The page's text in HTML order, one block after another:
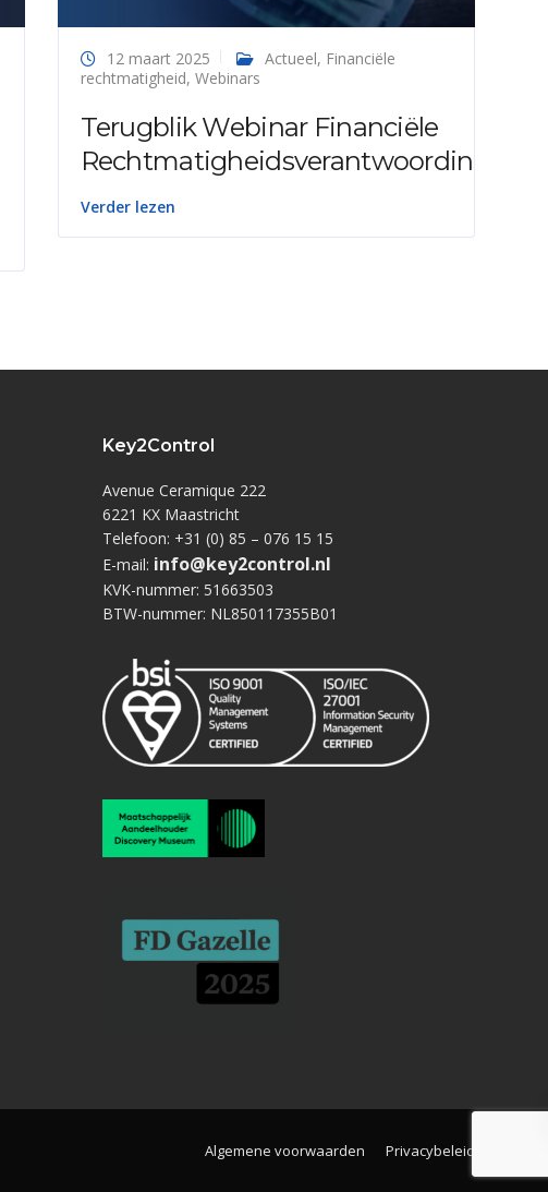
12 maart 2025 Actueel, Financiële
rechtmatigheid, Webinars
Terugblik Webinar Financiële
Rechtmatigheidsverantwoording
Verder lezen
Key2Control
Avenue Ceramique 222
6221 KX Maastricht
Telefoon: +31 (0) 85 – 076 15 15
E-mail: info@key2control.nl
KVK-nummer: 51663503
BTW-nummer: NL850117355B01
Algemene voorwaarden Privacybeleid